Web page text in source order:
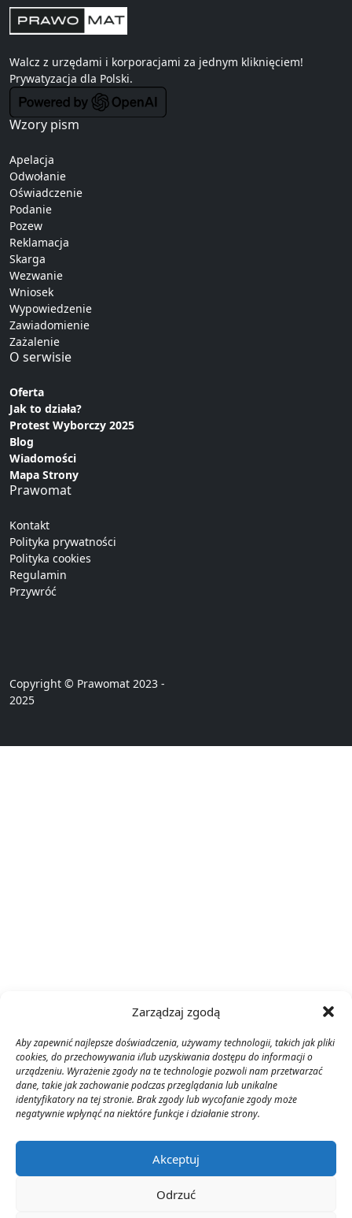
Zarządzaj zgodą
Aby zapewnić najlepsze doświadczenia, używamy technologii, takich jak pliki
cookies, do przechowywania i/lub uzyskiwania dostępu do informacji o
urządzeniu. Wyrażenie zgody na te technologie pozwoli nam przetwarzać
dane, takie jak zachowanie podczas przeglądania lub unikalne
identyfikatory na tej stronie. Brak zgody lub wycofanie zgody może
negatywnie wpłynąć na niektóre funkcje i działanie strony.
Akceptuj
Odrzuć
Walcz z urzędami i korporacjami za jednym kliknięciem!
Prywatyzacja dla Polski.
Wzory pism
Apelacja
Odwołanie
Oświadczenie
Podanie
Pozew
Reklamacja
Skarga
Wezwanie
Wniosek
Wypowiedzenie
Zawiadomienie
Zażalenie
O serwisie
Oferta
Jak to działa?
Protest Wyborczy 2025
Blog
Wiadomości
Mapa Strony
Prawomat
Kontakt
Polityka prywatności
Polityka cookies
Regulamin
Przywróć
Copyright © Prawomat 2023 -
2025